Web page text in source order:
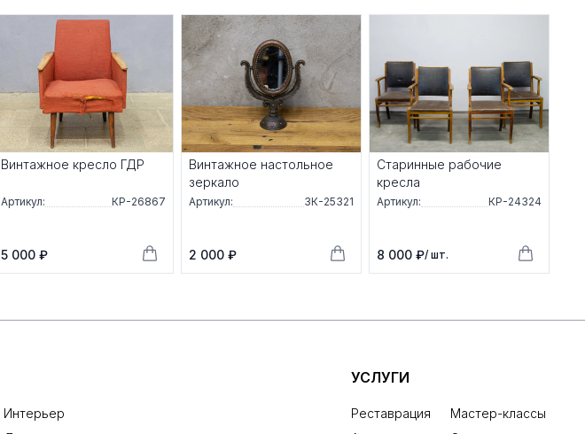
Винтажное кресло ГДР
Артикул: КР-26867
5 000 ₽
Винтажное настольное
зеркало
Артикул: ЗК-25321
2 000 ₽
Старинные рабочие
кресла
Артикул: КР-24324
8 000 ₽/ шт.
Интерьер
УСЛУГИ
Реставрация
Мастер-классы